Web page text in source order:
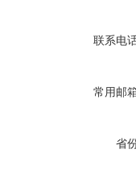
联系电
常用邮
省